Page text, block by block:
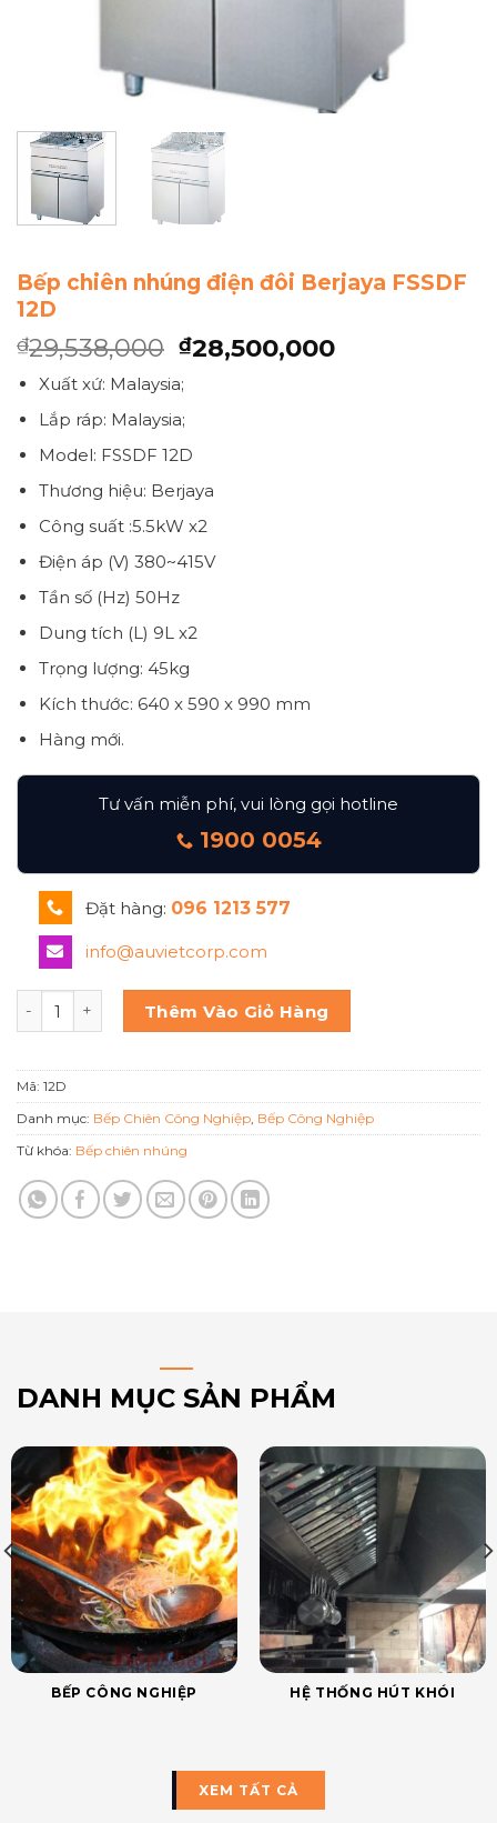
Bếp chiên nhúng điện đôi Berjaya FSSDF
12D
₫29,538,000 ₫28,500,000
Xuất xứ: Malaysia;
Lắp ráp: Malaysia;
Model: FSSDF 12D
Thương hiệu: Berjaya
Công suất :5.5kW x2
Điện áp (V) 380~415V
Tần số (Hz) 50Hz
Dung tích (L) 9L x2
Trọng lượng: 45kg
Kích thước: 640 x 590 x 990 mm
Hàng mới.
Tư vấn miễn phí, vui lòng gọi hotline
1900 0054
Đặt hàng: 096 1213 577
info@auvietcorp.com
Bếp chiên nhúng điện đôi Berjaya FSSDF 12D số lượng
Thêm Vào Giỏ Hàng
Mã: 12D
Danh mục: Bếp Chiên Công Nghiệp, Bếp Công Nghiệp
Từ khóa: Bếp chiên nhúng
DANH MỤC SẢN PHẨM
BẾP CÔNG NGHIỆP HỆ THỐNG HÚT KHÓI
XEM TẤT CẢ